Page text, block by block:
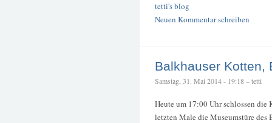
tetti's blog
Neuen Kommentar schreiben
Balkhauser Kotten,
Samstag, 31. Mai 2014 - 19:18 – tetti
Heute um 17:00 Uhr schlossen
letzten Male die Museumstüre des